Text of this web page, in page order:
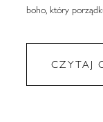
boho, który
CZYTAJ